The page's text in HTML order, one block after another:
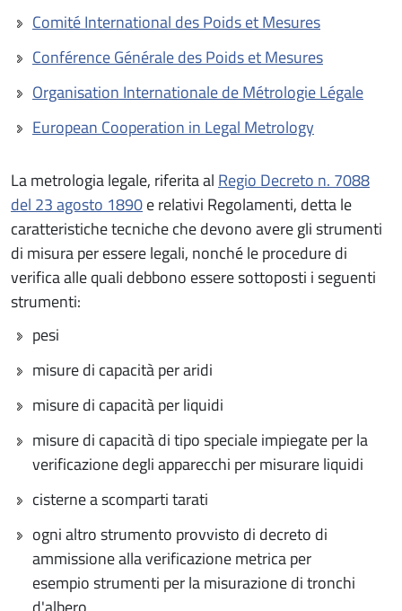
Comité International des Poids et Mesures
Conférence Générale des Poids et Mesures
Organisation Internationale de Métrologie Légale
European Cooperation in Legal Metrology
La metrologia legale, riferita al Regio Decreto n. 7088
del 23 agosto 1890e relativi Regolamenti, detta le
caratteristiche tecniche che devono avere gli strumenti
di misura per essere legali, nonché le procedure di
verifica alle quali debbono essere sottoposti i seguenti
strumenti:
pesi
misure di capacità per aridi
misure di capacità per liquidi
misure di capacità di tipo speciale impiegate per la
verificazione degli apparecchi per misurare liquidi
cisterne a scomparti tarati
ogni altro strumento provvisto di decreto di
ammissione alla verificazione metrica per
esempio strumenti per la misurazione di tronchi